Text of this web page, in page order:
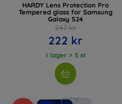
HARDY Lens Protection Pro
Tempered glass for Samsung
Galaxy S24
247 kr
222 kr
I lager > 5 st